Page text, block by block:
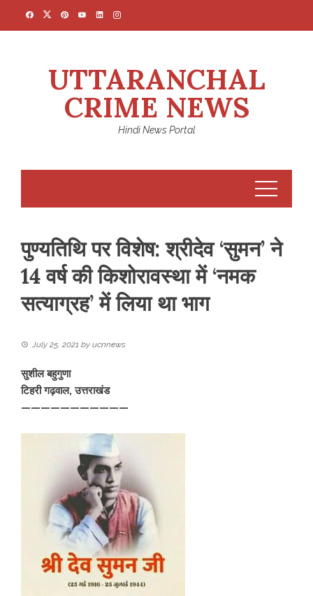
UTTARANCHAL
CRIME NEWS
Hindi News Portal
पुण्यतिथि पर विशेष: श्रीदेव ‘सुमन’ ने
14 वर्ष की किशोरावस्था में ‘नमक
सत्याग्रह’ में लिया था भाग
July 25, 2021 by ucnnews
सुशील बहुगुणा
टिहरी गढ़वाल, उत्तराखंड
———————————